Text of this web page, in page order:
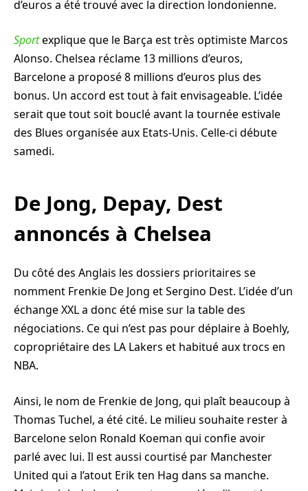
d’euros a été trouvé avec la direction londonienne.
Sportexplique que le Barça est très optimiste Marcos
Alonso. Chelsea réclame 13 millions d’euros,
Barcelone a proposé 8 millions d’euros plus des
bonus. Un accord est tout à fait envisageable. L’idée
serait que tout soit bouclé avant la tournée estivale
des Blues organisée aux Etats-Unis. Celle-ci débute
samedi.
De Jong, Depay, Dest
annoncés à Chelsea
Du côté des Anglais les dossiers prioritaires se
nomment Frenkie De Jong et Sergino Dest. L’idée d’un
échange XXL a donc été mise sur la table des
négociations. Ce qui n’est pas pour déplaire à Boehly,
copropriétaire des LA Lakers et habitué aux trocs en
NBA.
Ainsi, le nom de Frenkie de Jong, qui plaît beaucoup à
Thomas Tuchel, a été cité. Le milieu souhaite rester à
Barcelone selon Ronald Koeman qui confie avoir
parlé avec lui. Il est aussi courtisé par Manchester
United qui a l’atout Erik ten Hag dans sa manche.